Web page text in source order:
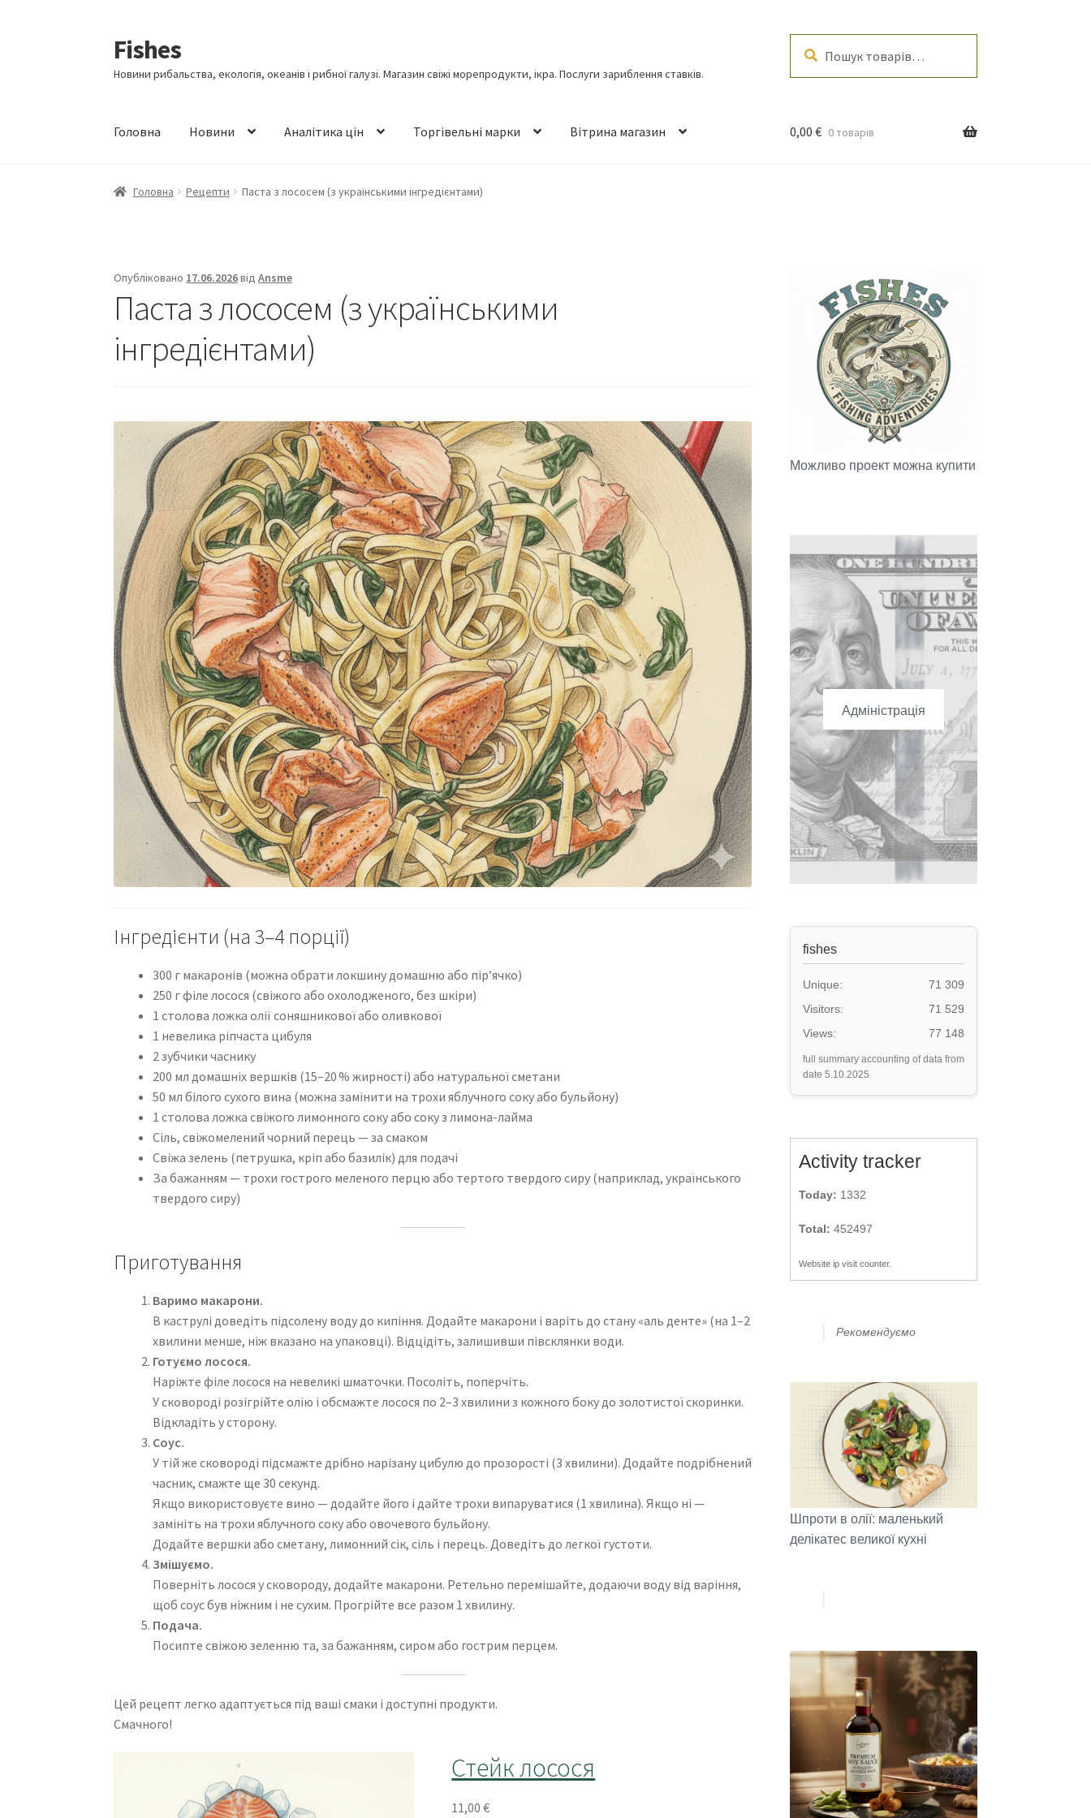
Перейти
до
навігації
Перейти
до
вмісту
Fishes
Новини рибальства, екологія, океанів і рибної галузі. Магазин свіжі морепродукти, ікра. Послуги зариблення ставків.
Головна Новини Аналітика цін Торгівельні марки Вітрина магазин 0,00 € 0 товарів
Головна Рецепти Паста з лососем (з українськими інгредієнтами)
Опубліковано 17.06.2026відAnsme
Паста з лососем (з українськими
інгредієнтами)
Інгредієнти (на 3–4 порції)
300 г макаронів (можна обрати локшину домашню або пір’ячко)
250 г філе лосося (свіжого або охолодженого, без шкіри)
1 столова ложка олії соняшникової або оливкової
1 невелика ріпчаста цибуля
2 зубчики часнику
200 мл домашніх вершків (15–20 % жирності) або натуральної сметани
50 мл білого сухого вина (можна замінити на трохи яблучного соку або бульйону)
1 столова ложка свіжого лимонного соку або соку з лимона-лайма
Сіль, свіжомелений чорний перець — за смаком
Свіжа зелень (петрушка, кріп або базилік) для подачі
За бажанням — трохи гострого меленого перцю або тертого твердого сиру (наприклад, українського
твердого сиру)
Приготування
Варимо макарони.
В каструлі доведіть підсолену воду до кипіння. Додайте макарони і варіть до стану «аль денте» (на 1–2
хвилини менше, ніж вказано на упаковці). Відцідіть, залишивши півсклянки води.
Готуємо лосося.
Наріжте філе лосося на невеликі шматочки. Посоліть, поперчіть.
У сковороді розігрійте олію і обсмажте лосося по 2–3 хвилини з кожного боку до золотистої скоринки.
Відкладіть у сторону.
Соус.
У тій же сковороді підсмажте дрібно нарізану цибулю до прозорості (3 хвилини). Додайте подрібнений
часник, смажте ще 30 секунд.
Якщо використовуєте вино — додайте його і дайте трохи випаруватися (1 хвилина). Якщо ні —
замініть на трохи яблучного соку або овочевого бульйону.
Додайте вершки або сметану, лимонний сік, сіль і перець. Доведіть до легкої густоти.
Змішуємо.
Поверніть лосося у сковороду, додайте макарони. Ретельно перемішайте, додаючи воду від варіння,
щоб соус був ніжним і не сухим. Прогрійте все разом 1 хвилину.
Подача.
Посипте свіжою зеленню та, за бажанням, сиром або гострим перцем.
Цей рецепт легко адаптується під ваші смаки і доступні продукти.
Смачного!
Стейк лосося
11,00€
Можливо проект можна купити
Адміністрація
fishes
Unique:
71 309
Visitors:
71 529
Views:
77 148
full summary accounting of data from
date 5.10.2025
Activity tracker
Today: 1332
Total: 452497
Website ip visit counter.
Рекомендуємо
Шпроти в олії: маленький
делікатес великої кухні